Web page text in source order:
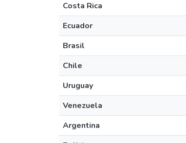
Costa Rica
Ecuador
Brasil
Chile
Uruguay
Venezuela
Argentina